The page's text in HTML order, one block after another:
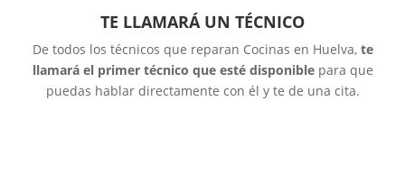
TE LLAMARÁ UN TÉCNICO
De todos los técnicos que reparan Cocinas en Huelva, te
llamará el primer técnico que esté disponiblepara que
puedas hablar directamente con él y te de una cita.